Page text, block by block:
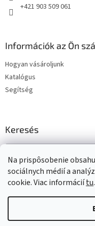
Na prispôsobenie
sociálnych médií a
cookie. Viac informáciítu.
+421 903 509 061
Információk az Ön
Hogyan vásároljunk
Katalógus
Segítség
Keresés